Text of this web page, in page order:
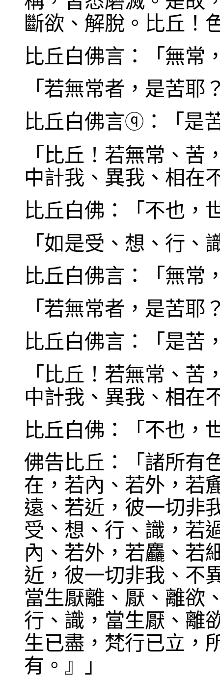
斷欲、解脫。比丘！
比丘白佛言：「無常
「若無常者，是苦耶
比丘白佛言ⓠ ：「是
「比丘！若無常、
中計我、異我、相在
比丘白佛：「不也，
「如是受、想、行、
比丘白佛言：「無常
「若無常者，是苦耶
比丘白佛言：「是苦
「比丘！若無常、
中計我、異我、相在
比丘白佛：「不也，
佛告比丘：「諸所有
在，若內、若外，若
遠、若近，彼一切非
受、想、行、識，若
內、若外，若麤、若
近，彼一切非我、不
當生厭離、厭、離欲
行、識，當生厭、離
生已盡，梵行已立，
有。』」